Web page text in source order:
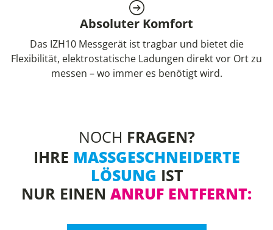
Absoluter Komfort
Das IZH10 Messgerät ist tragbar und bietet die
Flexibilität, elektrostatische Ladungen direkt vor Ort zu
messen – wo immer es benötigt wird.
NOCH FRAGEN?
IHRE MASSGESCHNEIDERTE L
ÖSUNG IST
NUR EINEN ANRUF ENTFERNT: